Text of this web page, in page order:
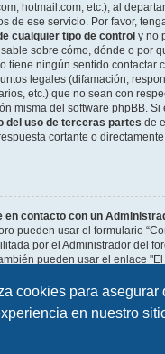
cookies para asegurar
en nuestro
hotmail.com, etc.), al
de ese servicio. Por favor,
cualquier tipo de control y no
sobre cómo, dónde o por
tiene ningún sentido contactar
legales (difamación,
etc.) que no sean con
misma del software phpBB. Si
del uso de terceras partes de
cortante o
en contacto con un
pueden usar el formulario
por el Administrador del
pueden usar el enlace